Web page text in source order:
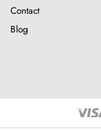
Contact
Blog